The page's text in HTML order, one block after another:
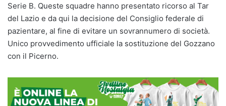
Serie B. Queste squadre hanno presentato ricorso al Tar
del Lazio e da qui la decisione del Consiglio federale di
pazientare, al fine di evitare un sovrannumero di società.
Unico provvedimento ufficiale la sostituzione del Gozzano
con il Picerno.